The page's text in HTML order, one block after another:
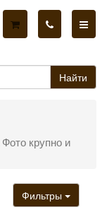
Найти
крупно и
Фильтры